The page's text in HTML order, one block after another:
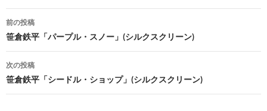
投
稿
ナ
ビ
ゲ
前の投稿
笹倉鉄平「パープル・スノー」(シルクスクリーン)
次の投稿
笹倉鉄平「シードル・ショップ」(シルクスクリーン)